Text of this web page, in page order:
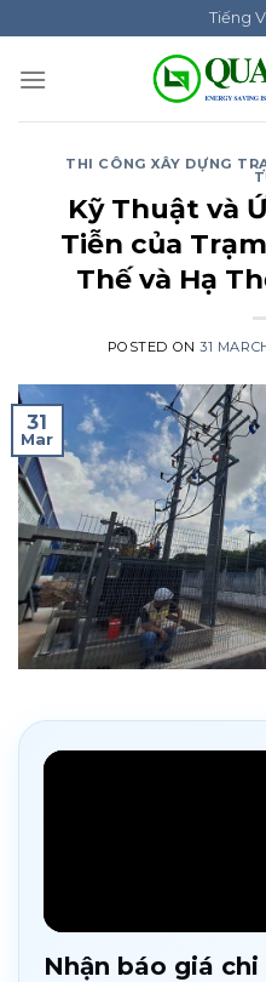
to
content
Tiếng
THI CÔNG XÂY DỰNG
Kỹ Thuật và
Tiễn của
Thế và Hạ
POSTED ON31
31
Mar
Nhận báo giá